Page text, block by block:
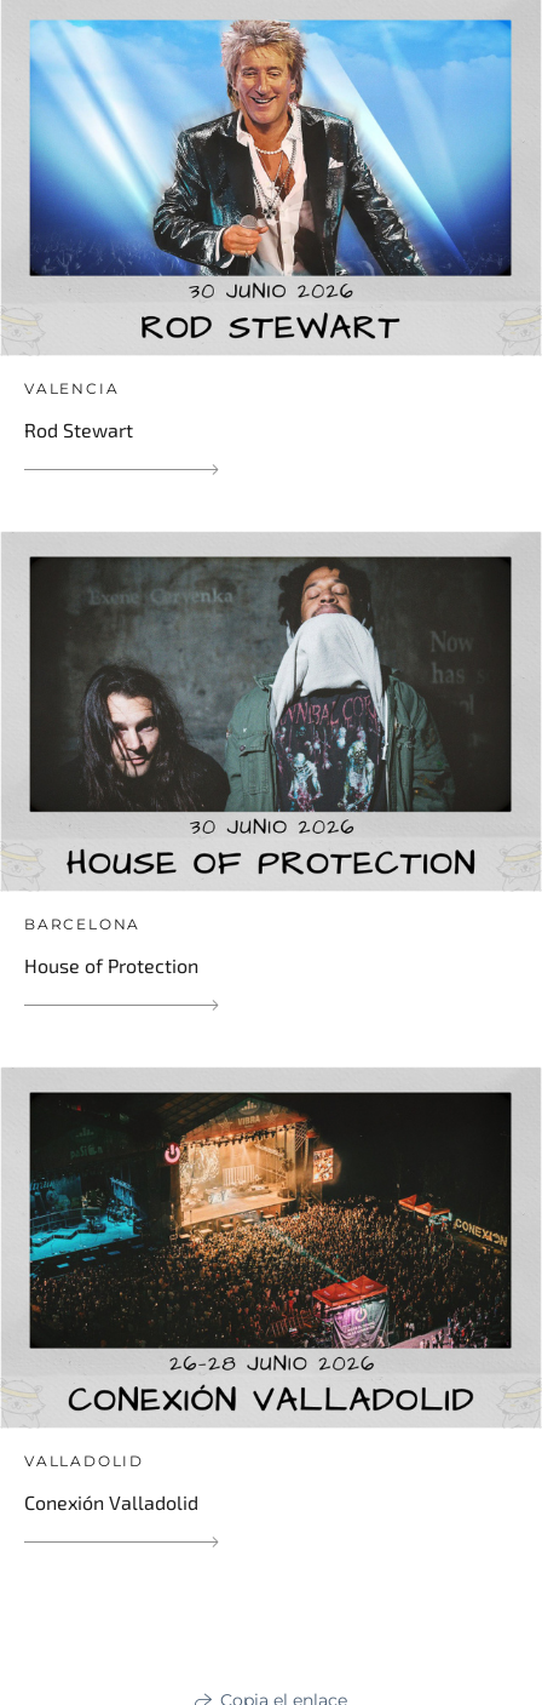
VALENCIA
Rod Stewart
BARCELONA
House of Protection
VALLADOLID
Conexión Valladolid
Copia el enlace